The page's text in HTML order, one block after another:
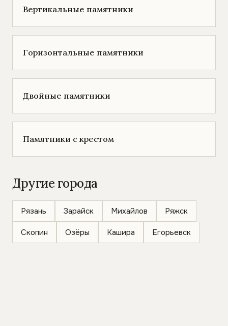
Вертикальные памятники
Горизонтальные памятники
Двойные памятники
Памятники с крестом
Другие города
Рязань Зарайск Михайлов Ряжск
Скопин Озёры Кашира Егорьевск